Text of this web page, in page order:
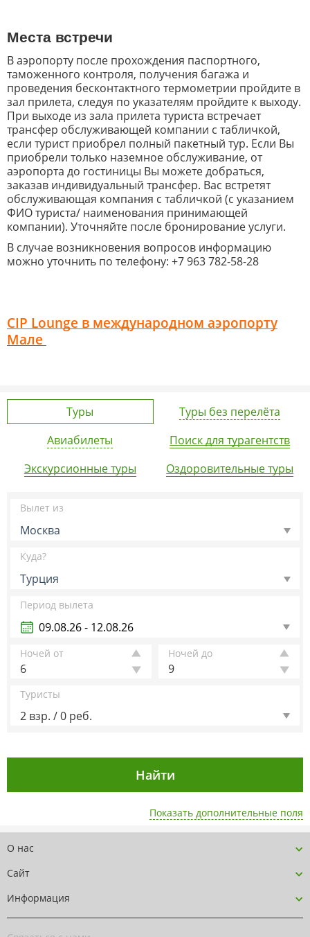
Места встречи
В аэропорту после прохождения паспортного,
таможенного контроля, получения багажа и
проведения бесконтактного термометрии пройдите в
зал прилета, следуя по указателям пройдите к выходу.
При выходе из зала прилета туриста встречает
трансфер обслуживающей компании с табличкой,
если турист приобрел полный пакетный тур. Если Вы
приобрели только наземное обслуживание, от
аэропорта до гостиницы Вы можете добраться,
заказав индивидуальный трансфер. Вас встретят
обслуживающая компания с табличкой (с указанием
ФИО туриста/ наименования принимающей
компании). Уточняйте после бронирование услуги.
В случае возникновения вопросов информацию
можно уточнить по телефону: +7 963 782-58-28
CIP Lounge в международном аэропорту
Мале
Туры
Туры без перелёта
Авиабилеты
Поиск для турагентств
Экскурсионные туры
Оздоровительные туры
Вылет из
Москва
Куда?
Турция
Период вылета
Ночей от
6
Ночей до
9
Туристы
2 взр. / 0 реб.
Показать дополнительные поля
О нас
Сайт
Информация